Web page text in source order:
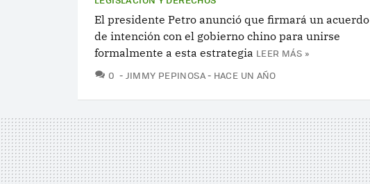
El presidente Petro anunció que firmará un acuerdo
de intención con el gobierno chino para unirse
formalmente a esta estrategia LEER MÁS »
0 COMENTARIOS
JIMMY PEPINOSA HACE UN AÑO